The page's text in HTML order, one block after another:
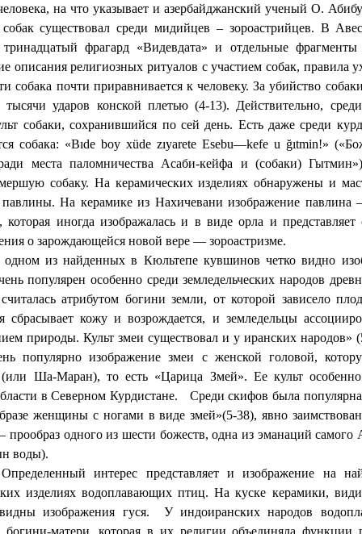
на что указывает и азербайджанский ученый О.
собак существовал среди мидийцев – зороастрийцев. В
фрагард «Видевдата» и отдельные
описания религиозных ритуалов с участием собак, правила
собака почти приравнивается к человеку. За убийство
тысячи ударов конской плетью (4-13). Действительно,
собаки, сохранившийся по сей день. Есть даже среди
собака: «Bıde boy xüde zıyarete Esebu—kefe u ğıtmin!»
места паломничества Асаби-кейфа и (собаки)
собаку. На керамических изделиях обнаружены и
На керамике из Нахичевани изображение павлина
которая иногда изображалась и в виде орла и
о зарождающейся новой вере — зороастризме.
из найденных в Кюльтепе кувшинов четко видно
популярен особенно среди земледельческих народов
атрибутом богини земли, от которой зависело
сбрасывает кожу и возрождается, и земледельцы
природы. Культ змеи существовал и у иранских народов»
популярно изображение змеи с женской головой,
Ша-Маран), то есть «Царица Змей». Ее культ особенно
в Северном Курдистане.
Среди скифов была
женщины с ногами в виде змей»(5-38), явно
одного из шести божеств, одна из эманаций
воды).
интерес представляет и изображение на
изделиях водоплавающих птиц. На куске керамики,
изображения гуся.
У индоиранских народов
богини-матери, которая в их религии объединяла функции